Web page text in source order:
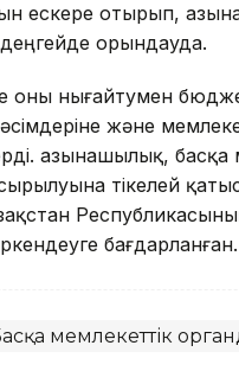
ескере отырып,
орындауда.
оны нығайтумен
және
Қазынашылық,
тікелей
бағдарланған.
мемлекеттік